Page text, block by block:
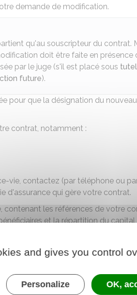
demande de modification.
qu'au souscripteur du contrat.
doit être faite en présence
par le juge (s'il est placé sous
future).
pour que la désignation du nouveau
contrat, notamment :
vie, contactez (par téléphone ou
d'assurance qui gère votre contrat.
contenant les références de votre
et la répartition du capital
par précaution un
de votre contrat, écrivez que
bénéficiaires (nom,
du capital entre eux.
and gives you control
Personalize OK,